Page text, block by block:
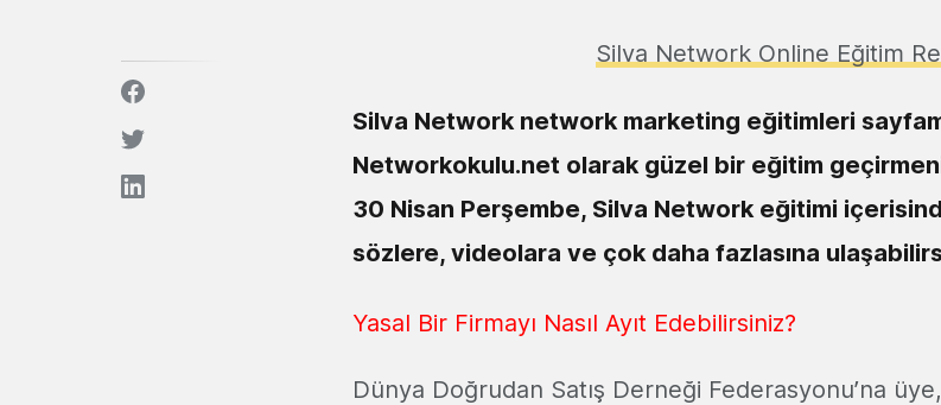
Silva Network Online Eğitim
Silva Network network marketing eğitimleri
Networkokulu.net olarak güzel bir eğitim
30 Nisan Perşembe, Silva Network eğitimi
sözlere, videolara ve çok daha fazlasına
Yasal Bir Firmayı Nasıl Ayıt Edebilirsiniz?
Dünya Doğrudan Satış Derneği Federasyonu’na